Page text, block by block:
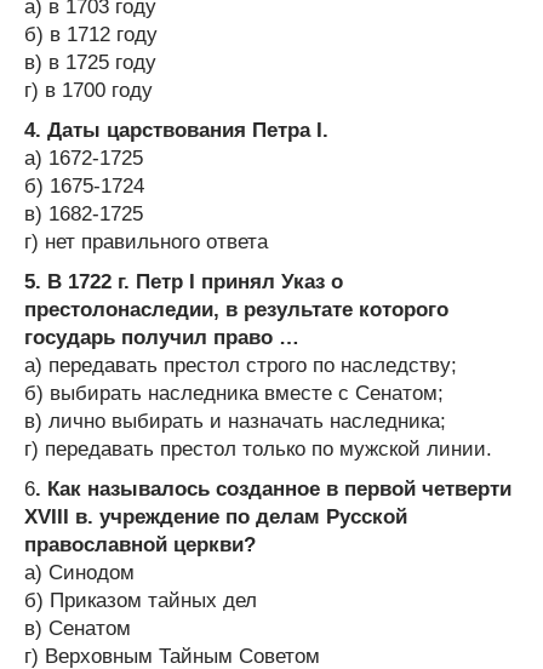
а) в 1703 году
б) в 1712 году
в) в 1725 году
г) в 1700 году
4. Даты царствования Петра I.
а) 1672-1725
б) 1675-1724
в) 1682-1725
г) нет правильного ответа
5. В 1722 г. Петр I принял Указ о
престолонаследии, в результате которого
государь получил право …
а) передавать престол строго по наследству;
б) выбирать наследника вместе с Сенатом;
в) лично выбирать и назначать наследника;
г) передавать престол только по мужской линии.
6. Как называлось созданное в первой четверти
XVIII в. учреждение по делам Русской
православной церкви?
а) Синодом
б) Приказом тайных дел
в) Сенатом
г) Верховным Тайным Советом